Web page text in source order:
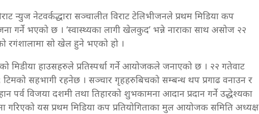
न्युज नेटवर्कद्धारा सञ्चालीत विराट टेलिभीजनले प्रथम मिडिया कप
गर्ने भएको छ । ‘स्वास्थ्यका लागी खेलकुद’ भन्ने नाराका साथ असोज २२
रगंशालामा सो खेल हुने भएको हो ।
मिडीया हाउसहरुले प्रतिस्पर्धा गर्ने आयोजकले जनाएको छ । २२ गतेवाट
सहभागी रहनेछ । सञ्चार गृहहरुबिचको सम्बन्ध थप प्रगाढ वनाउन र
पर्व विजया दशमी तथा तिहारको शुभकामना आदान प्रदान गर्ने उद्धेश्यका
यस प्रथम मिडिया कप प्रतियोगिताका मुल आयोजक समिति अध्यक्ष